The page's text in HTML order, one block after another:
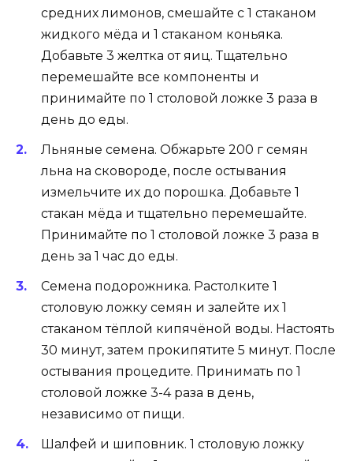
средних лимонов, смешайте с 1 стаканом
жидкого мёда и 1 стаканом коньяка.
Добавьте 3 желтка от яиц. Тщательно
перемешайте все компоненты и
принимайте по 1 столовой ложке 3 раза в
день до еды.
Льняные семена. Обжарьте 200 г семян
льна на сковороде, после остывания
измельчите их до порошка. Добавьте 1
стакан мёда и тщательно перемешайте.
Принимайте по 1 столовой ложке 3 раза в
день за 1 час до еды.
Семена подорожника. Растолките 1
столовую ложку семян и залейте их 1
стаканом тёплой кипячёной воды. Настоять
30 минут, затем прокипятите 5 минут. После
остывания процедите. Принимать по 1
столовой ложке 3-4 раза в день,
независимо от пищи.
Шалфей и шиповник. 1 столовую ложку